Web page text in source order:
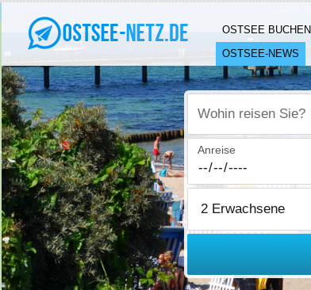
OSTSEE BUCHEN
OSTSEE-NEWS
Wohin reisen Sie?
Anreise